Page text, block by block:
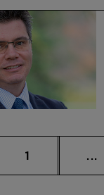
Página
1 ...